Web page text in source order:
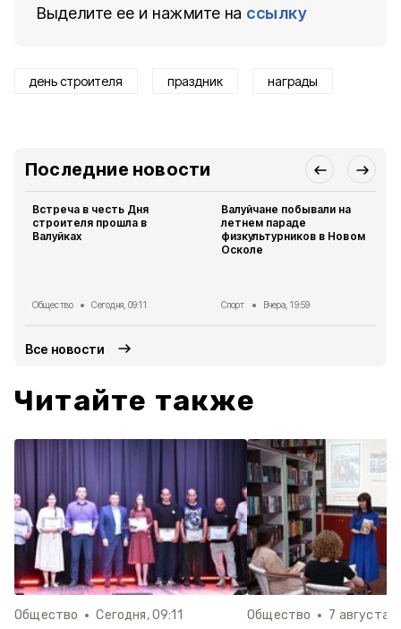
Выделите ее и нажмите на ссылку
день строителя праздник награды
Последние новости
Встреча в честь Дня
строителя прошла в
Валуйках
Общество Сегодня, 09:11
Валуйчане побывали на
летнем параде
физкультурников в Новом
Осколе
Спорт Вчера, 19:59
Все новости
Читайте также
Общество Сегодня, 09:11 Общество 7 августа ,